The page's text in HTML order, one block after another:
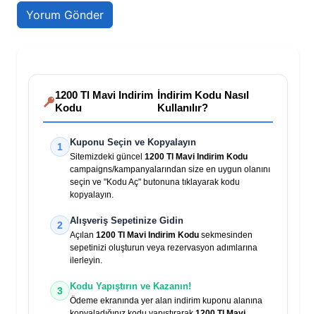
1200 Tl Mavi Indirim
Kodu
İndirim Kodu Nasıl
Kullanılır?
1 Kuponu Seçin ve Kopyalayın
Sitemizdeki güncel 1200 Tl Mavi Indirim Kodu
campaigns/kampanyalarından size en uygun olanını
seçin ve "Kodu Aç" butonuna tıklayarak kodu
kopyalayın.
2 Alışveriş Sepetinize Gidin
Açılan 1200 Tl Mavi Indirim Kodu sekmesinden
sepetinizi oluşturun veya rezervasyon adımlarına
ilerleyin.
3 Kodu Yapıştırın ve Kazanın!
Ödeme ekranında yer alan indirim kuponu alanına